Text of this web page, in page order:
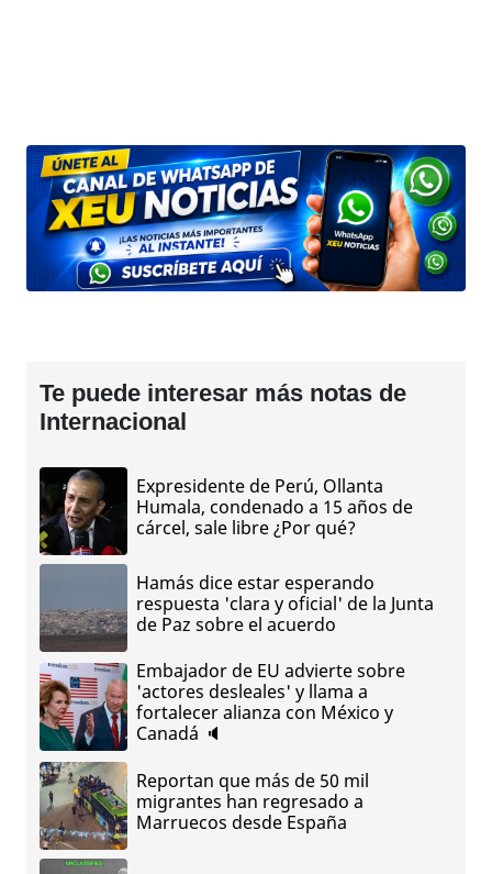
Te puede interesar más notas de
Internacional
Expresidente de Perú, Ollanta
Humala, condenado a 15 años de
cárcel, sale libre ¿Por qué?
Hamás dice estar esperando
respuesta 'clara y oficial' de la Junta
de Paz sobre el acuerdo
Embajador de EU advierte sobre
'actores desleales' y llama a
fortalecer alianza con México y
Canadá 🔈
Reportan que más de 50 mil
migrantes han regresado a
Marruecos desde España